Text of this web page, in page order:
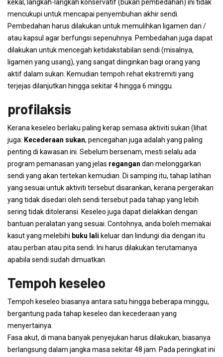
kekal, langkah-langkah konservatif (bukan pembedahan) ini tidak
mencukupi untuk mencapai penyembuhan akhir sendi.
Pembedahan harus dilakukan untuk memulihkan ligamen dan /
atau kapsul agar berfungsi sepenuhnya. Pembedahan juga dapat
dilakukan untuk mencegah ketidakstabilan sendi (misalnya,
ligamen yang usang), yang sangat diinginkan bagi orang yang
aktif dalam sukan. Kemudian tempoh rehat ekstremiti yang
terjejas dilanjutkan hingga sekitar 4 hingga 6 minggu.
profilaksis
Kerana keseleo berlaku paling kerap semasa aktiviti sukan (lihat
juga: Kecederaan sukan, pencegahan juga adalah yang paling
penting di kawasan ini. Sebelum bersenam, mesti selalu ada
program pemanasan yang jelas regangan dan melonggarkan
sendi yang akan tertekan kemudian. Di samping itu, tahap latihan
yang sesuai untuk aktiviti tersebut disarankan, kerana pergerakan
yang tidak disedari oleh sendi tersebut pada tahap yang lebih
sering tidak ditoleransi. Keseleo juga dapat dielakkan dengan
bantuan peralatan yang sesuai. Contohnya, anda boleh memakai
kasut yang melebihi buku lali keluar dan lindungi dia dengan itu
atau perban atau pita sendi. Ini harus dilakukan terutamanya
apabila sendi sudah dimuatkan.
Tempoh keseleo
Tempoh keseleo biasanya antara satu hingga beberapa minggu,
bergantung pada tahap keseleo dan kecederaan yang
menyertainya.
Fasa akut, di mana banyak penyejukan harus dilakukan, biasanya
berlangsung dalam jangka masa sekitar 48 jam. Pada peringkat ini